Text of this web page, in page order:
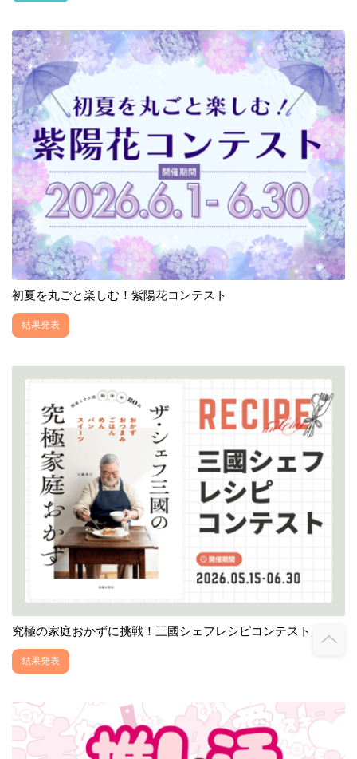
初夏を丸ごと楽しむ！紫陽花コンテスト
結果発表
究極の家庭おかずに挑戦！三國シェフレシピコンテスト
結果発表